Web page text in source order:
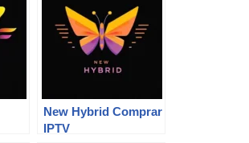
New Hybrid Comprar
IPTV